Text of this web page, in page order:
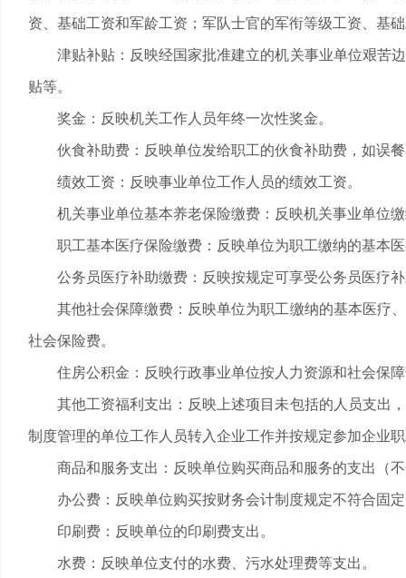
资、基础工资和军龄工资；军队士官的军衔等级工资、基
津贴补贴：反映经国家批准建立的机关事业单位艰苦边
贴等。
奖金：反映机关工作人员年终一次性奖金。
伙食补助费：反映单位发给职工的伙食补助费，如误餐
绩效工资：反映事业单位工作人员的绩效工资。
机关事业单位基本养老保险缴费：反映机关事业单位缴
职工基本医疗保险缴费：反映单位为职工缴纳的基本医
公务员医疗补助缴费：反映按规定可享受公务员医疗补
其他社会保障缴费：反映单位为职工缴纳的基本医疗、
社会保险费。
住房公积金：反映行政事业单位按人力资源和社会保障
其他工资福利支出：反映上述项目未包括的人员支出，
制度管理的单位工作人员转入企业工作并按规定参加企业
商品和服务支出：反映单位购买商品和服务的支出（不
办公费：反映单位购买按财务会计制度规定不符合固定
印刷费：反映单位的印刷费支出。
水费：反映单位支付的水费、污水处理费等支出。